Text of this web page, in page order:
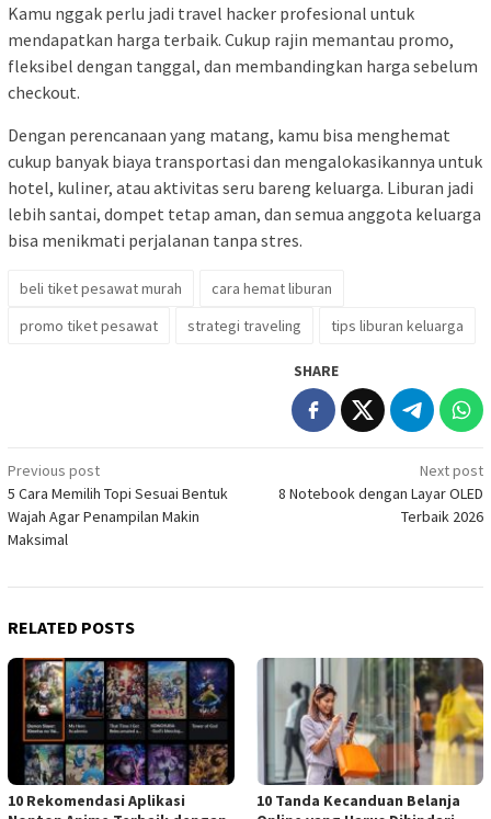
Kamu nggak perlu jadi travel hacker profesional untuk
mendapatkan harga terbaik. Cukup rajin memantau promo,
fleksibel dengan tanggal, dan membandingkan harga sebelum
checkout.
Dengan perencanaan yang matang, kamu bisa menghemat
cukup banyak biaya transportasi dan mengalokasikannya untuk
hotel, kuliner, atau aktivitas seru bareng keluarga. Liburan jadi
lebih santai, dompet tetap aman, dan semua anggota keluarga
bisa menikmati perjalanan tanpa stres.
beli tiket pesawat murah
cara hemat liburan
promo tiket pesawat
strategi traveling tips liburan keluarga
SHARE
Post
navigation
Previous post
5 Cara Memilih Topi Sesuai Bentuk
Wajah Agar Penampilan Makin
Maksimal
Next post
8 Notebook dengan Layar OLED
Terbaik 2026
RELATED POSTS
10 Rekomendasi Aplikasi
10 Tanda Kecanduan Belanja